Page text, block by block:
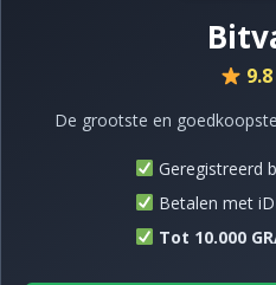
De grootste en
Geregistreerd
Betalen met
Tot 10.000